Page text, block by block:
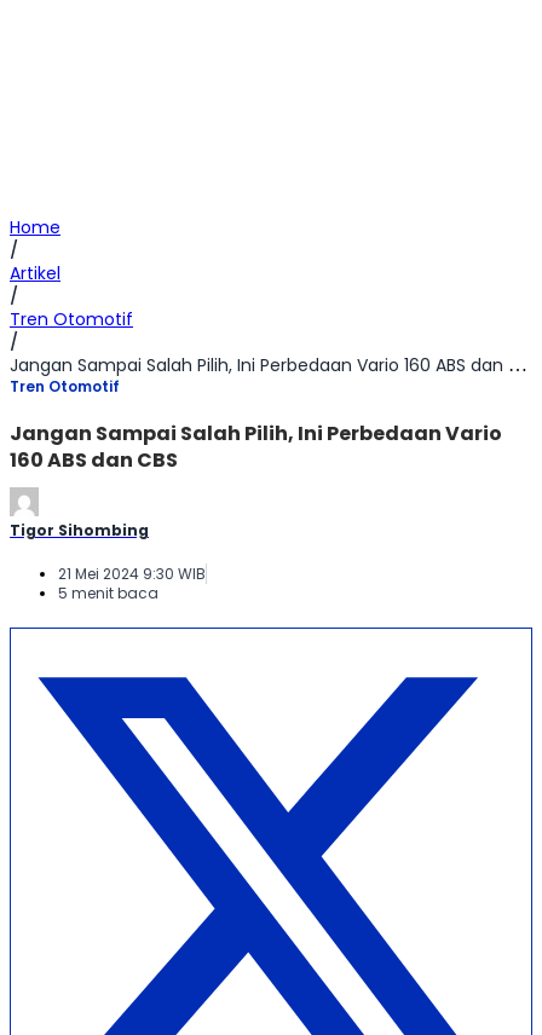
Home
/
Artikel
/
Tren Otomotif
/
Jangan Sampai Salah Pilih, Ini Perbedaan Vario 160 ABS dan CBS
Tren Otomotif
Jangan Sampai Salah Pilih, Ini Perbedaan Vario
160 ABS dan CBS
Tigor Sihombing
21 Mei 2024 9:30 WIB
5 menit baca